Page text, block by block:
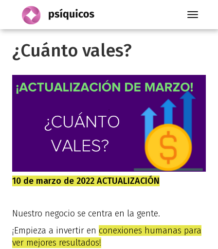
Toggle
¿Cuánto vales?
10 de marzo de 2022 ACTUALIZACIÓN
Nuestro negocio se centra en la gente.
¡Empieza a invertir en conexiones humanas para
ver mejores resultados!